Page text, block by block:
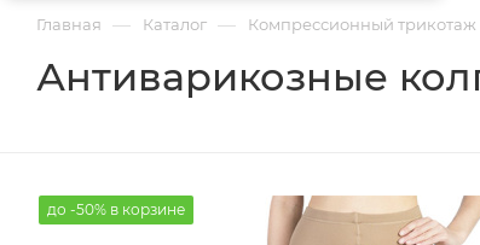
Главная — Каталог — Компрессионный трикотаж
Антиварикозные
до -50% в корзине